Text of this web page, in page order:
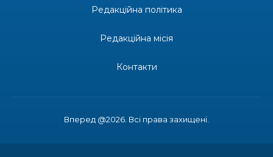
Одна з найяскравіших постатей Бахмута –
професійним святом
Вперед @2026. Всі права захищені.
Редакційна політика
Редакційна місія
Контакти